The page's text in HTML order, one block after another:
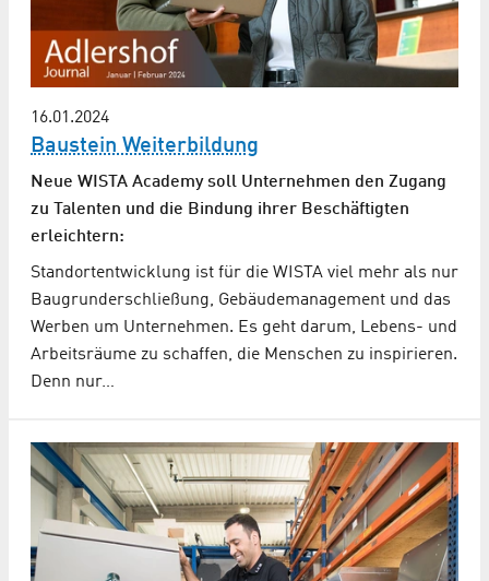
16.01.2024
Baustein Weiterbildung
Neue WISTA Academy soll Unternehmen den Zugang
zu Talenten und die Bindung ihrer Beschäftigten
erleichtern:
Standortentwicklung ist für die WISTA viel mehr als nur
Baugrunderschließung, Gebäudemanagement und das
Werben um Unternehmen. Es geht darum, Lebens- und
Arbeitsräume zu schaffen, die Menschen zu inspirieren.
Denn nur…